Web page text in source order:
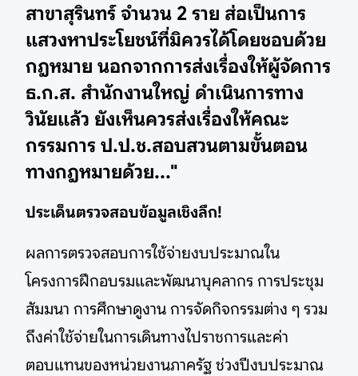
สาขาสุรินทร์ จำนวน 2 ราย ส่อเป็นการ
แสวงหาประโยชน์ที่มิควรได้โดยชอบด้วย
กฎหมาย นอกจากการส่งเรื่องให้ผู้จัดการ
ธ.ก.ส. สำนักงานใหญ่ ดำเนินการทาง
วินัยแล้ว ยังเห็นควรส่งเรื่องให้คณะ
กรรมการ ป.ป.ช.สอบสวนตามขั้นตอน
ทางกฎหมายด้วย..."
ประเด็นตรวจสอบข้อมูลเชิงลึก!
ผลการตรวจสอบการใช้จ่ายงบประมาณใน
โครงการฝึกอบรมและพัฒนาบุคลากร การประชุม
สัมมนา การศึกษาดูงาน การจัดกิจกรรมต่าง ๆ รวม
ถึงค่าใช้จ่ายในการเดินทางไปราชการและค่า
ตอบแทนของหน่วยงานภาครัฐ ช่วงปีงบประมาณ